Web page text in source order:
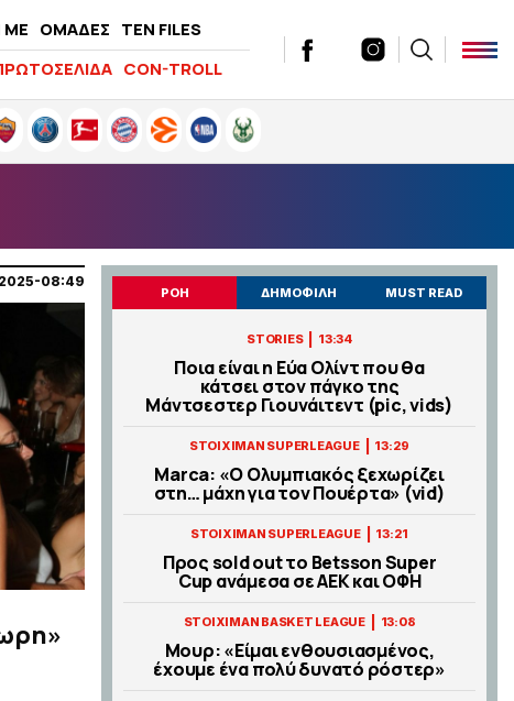
ΟΜΑΔΕΣ TEN FILES
CON-TROLL
08:49
ΡΟΗ ΔΗΜΟΦΙΛΗ MUST READ
STORIES 13:34
Ποια είναι η Εύα Ολίντ που θα
κάτσει στον πάγκο της
Μάντσεστερ Γιουνάιτεντ (pic, vids)
STOIXIMAN SUPERLEAGUE 13:29
Marca: «Ο Ολυμπιακός ξεχωρίζει
στη… μάχη για τον Πουέρτα» (vid)
STOIXIMAN SUPERLEAGUE 13:21
Προς sold out το Betsson Super
Cup ανάμεσα σε ΑΕΚ και ΟΦΗ
STOIXIMAN BASKET LEAGUE 13:08
Μουρ: «Είμαι ενθουσιασμένος,
έχουμε ένα πολύ δυνατό ρόστερ»